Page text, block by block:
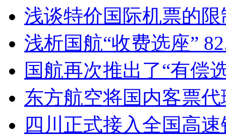
浅谈特价国际机票的
浅析国航“收费选座”
国航再次推出了“有偿
东方航空将国内客票
四川正式接入全国高